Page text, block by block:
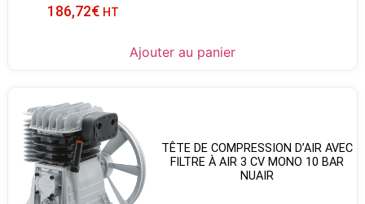
186,72€ HT
Ajouter au panier
TÊTE DE COMPRESSION D’AIR AVEC
FILTRE À AIR 3 CV MONO 10 BAR
NUAIR